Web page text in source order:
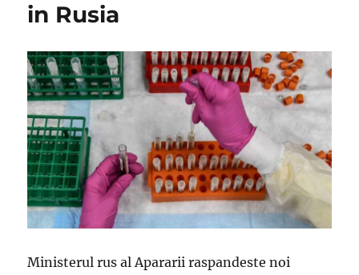
in Rusia
Ministerul rus al Apararii raspandeste noi